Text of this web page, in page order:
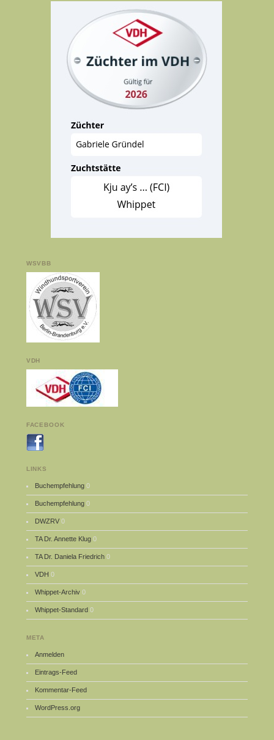
WSVBB
VDH
FACEBOOK
LINKS
Buchempfehlung 0
Buchempfehlung 0
DWZRV 0
TA Dr. Annette Klug 0
TA Dr. Daniela Friedrich 0
VDH 0
Whippet-Archiv 0
Whippet-Standard 0
META
Anmelden
Eintrags-Feed
Kommentar-Feed
WordPress.org